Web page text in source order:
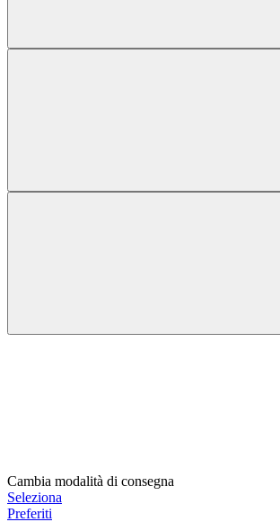
Cambia modalità di consegna
Seleziona
Preferiti